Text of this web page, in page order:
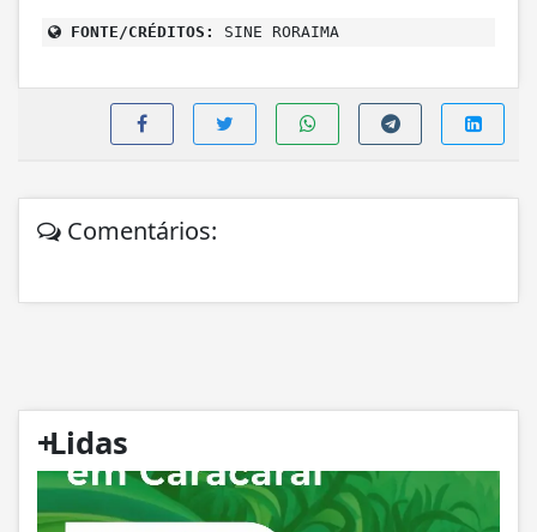
FONTE/CRÉDITOS: SINE RORAIMA
Comentários:
+
Lidas